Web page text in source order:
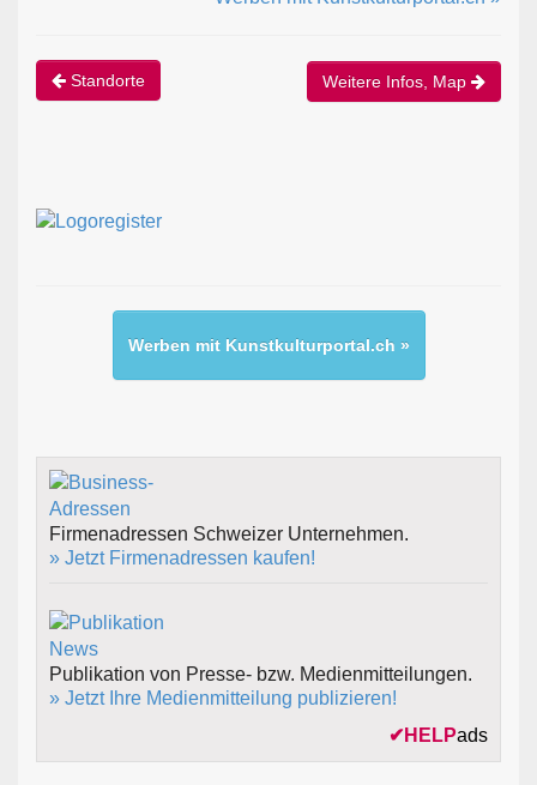
Standorte Weitere Infos, Map
Werben mit Kunstkulturportal.ch »
Firmenadressen Schweizer Unternehmen.
» Jetzt Firmenadressen kaufen!
Publikation von Presse- bzw. Medienmitteilungen.
» Jetzt Ihre Medienmitteilung publizieren!
✔ HELPads